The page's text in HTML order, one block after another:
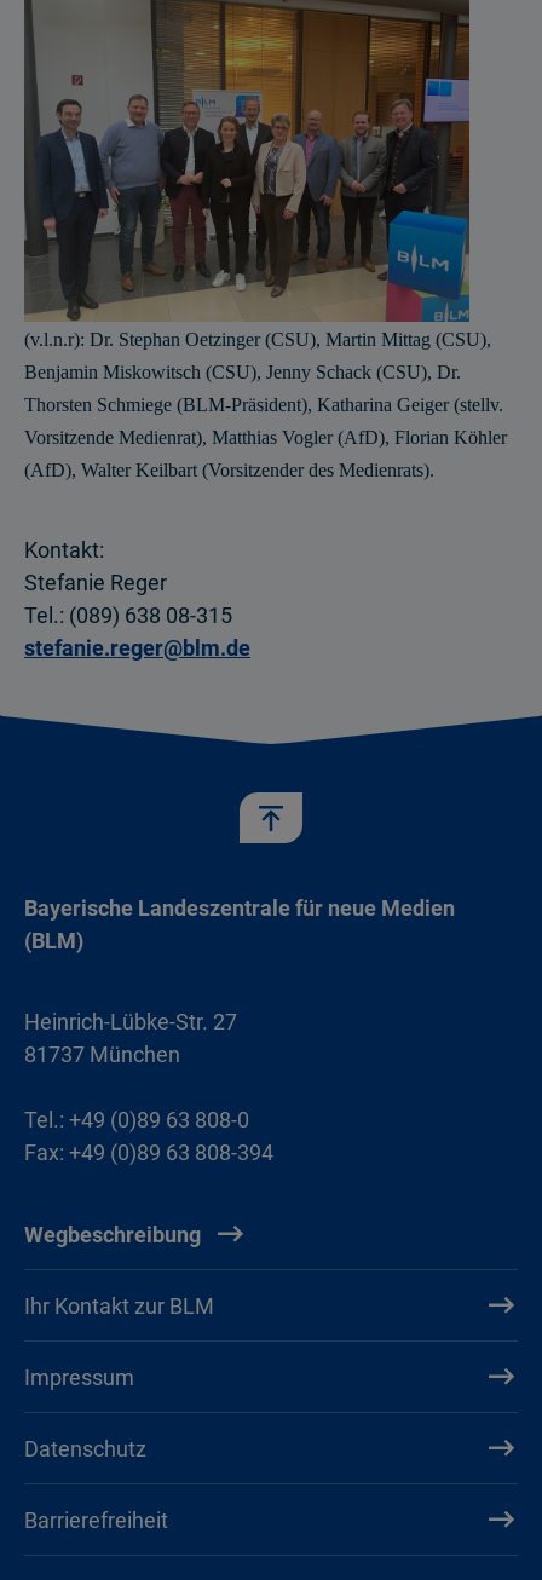
(v.l.n.r): Dr. Stephan Oetzinger (CSU), Martin Mittag (CSU),
Benjamin Miskowitsch (CSU), Jenny Schack (CSU), Dr.
Thorsten Schmiege (BLM-Präsident), Katharina Geiger (stellv.
Vorsitzende Medienrat), Matthias Vogler (AfD), Florian Köhler
(AfD), Walter Keilbart (Vorsitzender des Medienrats).
Kontakt:
Stefanie Reger
Tel.: (089) 638 08-315
stefanie.reger@blm.de
Bayerische Landeszentrale für neue Medien
(BLM)
Heinrich-Lübke-Str. 27
81737 München
Tel.: +49 (0)89 63 808-0
Fax: +49 (0)89 63 808-394
Wegbeschreibung
Ihr Kontakt zur BLM
Impressum
Datenschutz
Barrierefreiheit